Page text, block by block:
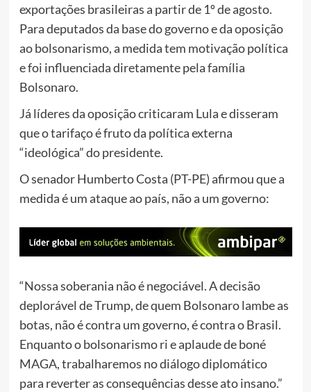
exportações brasileiras a partir de 1º de agosto.
Para deputados da base do governo e da oposição
ao bolsonarismo, a medida tem motivação política
e foi influenciada diretamente pela família
Bolsonaro.
Já líderes da oposição criticaram Lula e disseram
que o tarifaço é fruto da política externa
“ideológica” do presidente.
O senador Humberto Costa (PT-PE) afirmou que a
medida é um ataque ao país, não a um governo:
“Nossa soberania não é negociável. A decisão
deplorável de Trump, de quem Bolsonaro lambe as
botas, não é contra um governo, é contra o Brasil.
Enquanto o bolsonarismo ri e aplaude de boné
MAGA, trabalharemos no diálogo diplomático
para reverter as consequências desse ato insano.”